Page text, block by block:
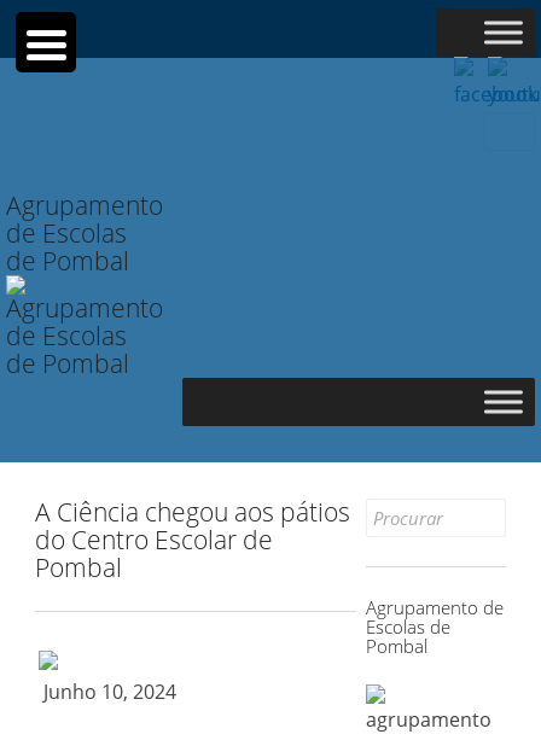
Agrupamento
de Escolas
de Pombal
A Ciência chegou aos pátios
do Centro Escolar de
Pombal
Junho 10, 2024
Search
Agrupamento de
Escolas de
Pombal